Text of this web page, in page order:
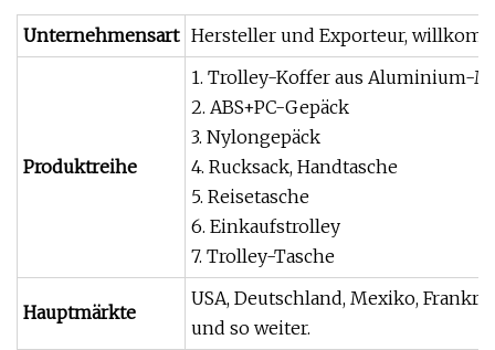
Unternehmensart Hersteller und Exporteur,
Produktreihe
1. Trolley-Koffer aus Aluminium-
2. ABS+PC-Gepäck
3. Nylongepäck
4. Rucksack, Handtasche
5. Reisetasche
6. Einkaufstrolley
7. Trolley-Tasche
Hauptmärkte
USA, Deutschland, Mexiko,
und so weiter.